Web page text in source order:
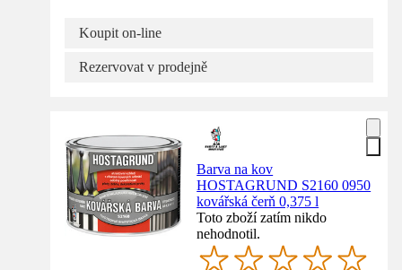
Koupit on-line
Rezervovat v prodejně
Barva na kov
HOSTAGRUND S2160 0950
kovářská čerň 0,375 l
Toto zboží zatím nikdo
nehodnotil.